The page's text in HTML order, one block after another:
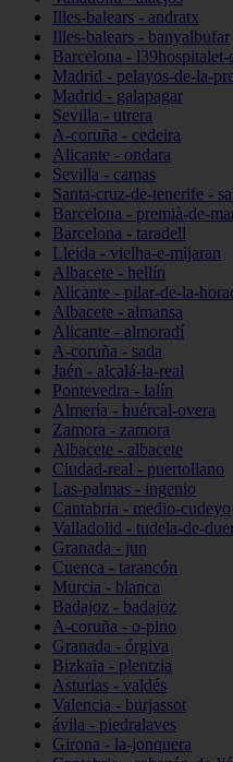
Illes-balears - andratx
Illes-balears - banyalbufar
Barcelona -
Madrid - pelayos-de-la-
Madrid - galapagar
Sevilla - utrera
A-coruña - cedeira
Alicante - ondara
Sevilla - camas
Santa-cruz-de-tenerife -
Barcelona - premià-de-
Barcelona - taradell
Lleida - vielha-e-mijaran
Albacete - hellín
Alicante - pilar-de-la-
Albacete - almansa
Alicante - almoradí
A-coruña - sada
Jaén - alcalá-la-real
Pontevedra - lalín
Almería - huércal-overa
Zamora - zamora
Albacete - albacete
Ciudad-real - puertollano
Las-palmas - ingenio
Cantabria - medio-cudeyo
Valladolid - tudela-de-
Granada - jun
Cuenca - tarancón
Murcia - blanca
Badajoz - badajoz
A-coruña - o-pino
Granada - órgiva
Bizkaia - plentzia
Asturias - valdés
Valencia - burjassot
ávila - piedralaves
Girona - la-jonquera